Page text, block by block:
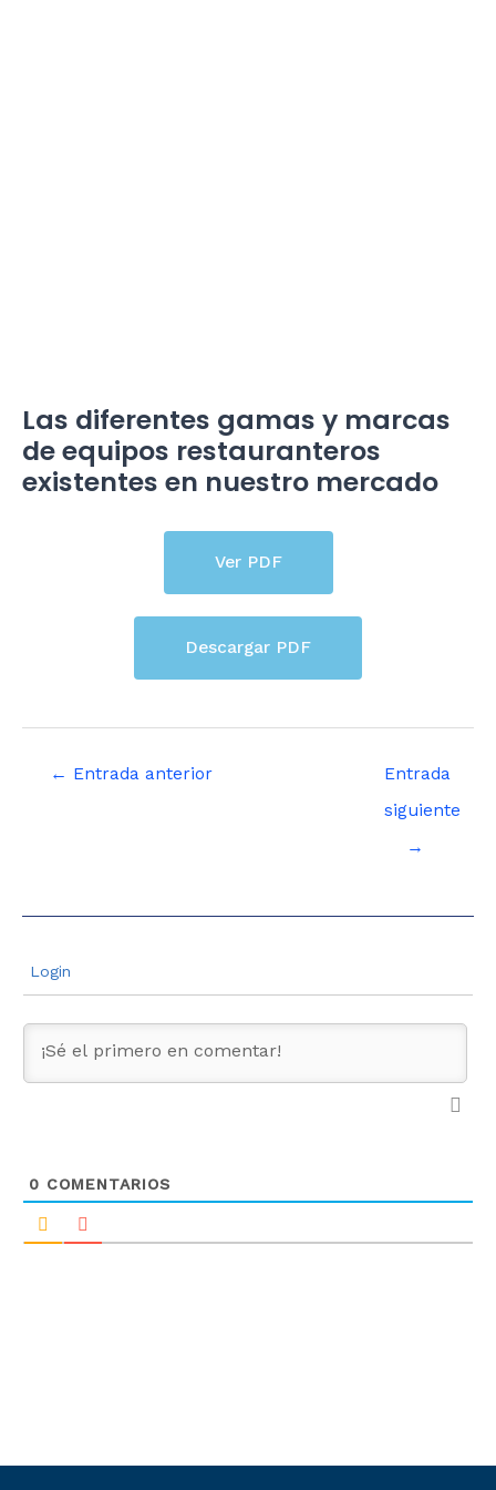
Las diferentes gamas y marcas
de equipos restauranteros
existentes en nuestro mercado
Ver PDF
Descargar PDF
← Entrada anterior
Entrada
siguiente
→
Login
0 COMENTARIOS